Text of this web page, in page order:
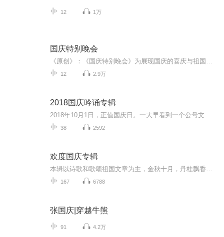
12 1万
国庆特别晚会
12 2.9万
2018国庆吟诵专辑
38 2592
欢度国庆专辑
167 6788
张国庆|穿越牛熊
91 4.2万